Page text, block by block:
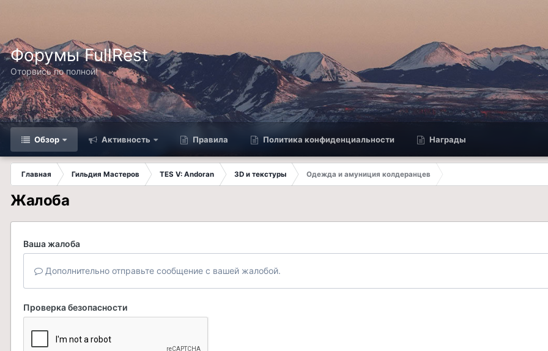
Форумы FullRest
Оторвись по полной!
Обзор Активность Правила Политика конфиденциальности Награды
Главная Гильдия Мастеров TES V: Andoran 3D и текстуры
Одежда и амуниция колдеранцев
Жалоба
Ваша жалоба
Дополнительно отправьте сообщение с вашей жалобой.
Проверка безопасности